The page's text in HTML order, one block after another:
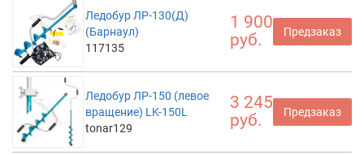
Ледобур ЛР-130(Д)
(Барнаул)
117135
1 900
руб.
Предзаказ
Ледобур ЛР-150 (левое
вращение) LK-150L
tonar129
3 245
руб.
Предзаказ